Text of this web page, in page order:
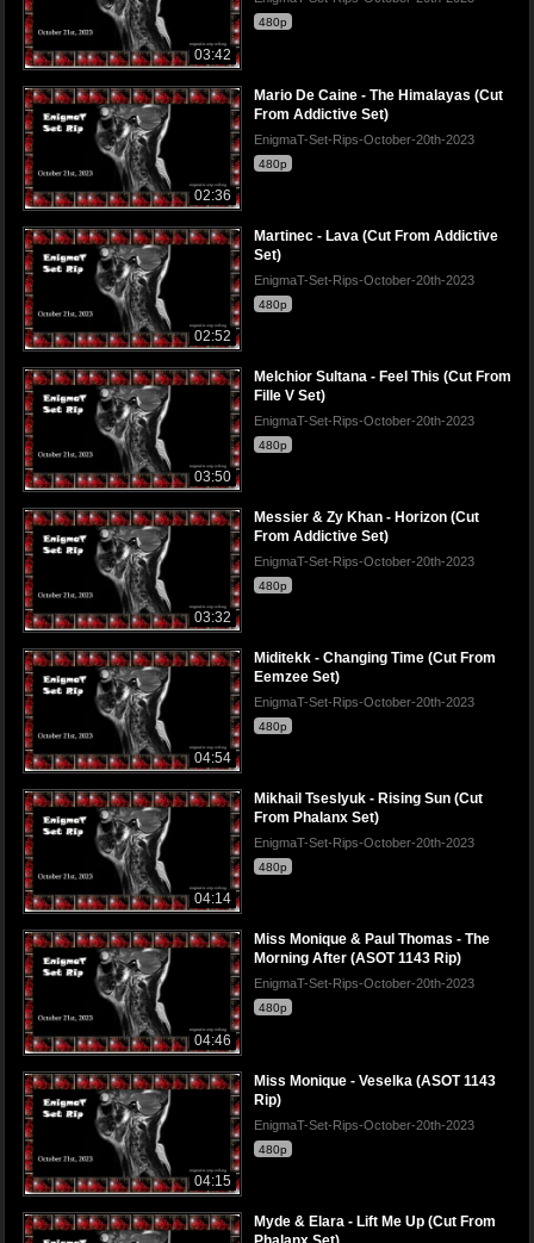
03:42
480p
02:36
Mario De Caine - The Himalayas (Cut
From Addictive Set)
EnigmaT-Set-Rips-October-20th-2023
480p
02:52
Martinec - Lava (Cut From Addictive
Set)
EnigmaT-Set-Rips-October-20th-2023
480p
03:50
Melchior Sultana - Feel This (Cut From
Fille V Set)
EnigmaT-Set-Rips-October-20th-2023
480p
03:32
Messier & Zy Khan - Horizon (Cut
From Addictive Set)
EnigmaT-Set-Rips-October-20th-2023
480p
04:54
Miditekk - Changing Time (Cut From
Eemzee Set)
EnigmaT-Set-Rips-October-20th-2023
480p
04:14
Mikhail Tseslyuk - Rising Sun (Cut
From Phalanx Set)
EnigmaT-Set-Rips-October-20th-2023
480p
04:46
Miss Monique & Paul Thomas - The
Morning After (ASOT 1143 Rip)
EnigmaT-Set-Rips-October-20th-2023
480p
04:15
Miss Monique - Veselka (ASOT 1143
Rip)
EnigmaT-Set-Rips-October-20th-2023
480p
Myde & Elara - Lift Me Up (Cut From